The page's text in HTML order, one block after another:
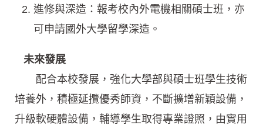
進修與深造：報考校內外電機相關碩士班，亦
可申請國外大學留學深造。
未來發展
配合本校發展，強化大學部與碩士班學生技術
培養外，積極延攬優秀師資，不斷擴增新穎設備，
升級軟硬體設備，輔導學生取得專業證照，由實用